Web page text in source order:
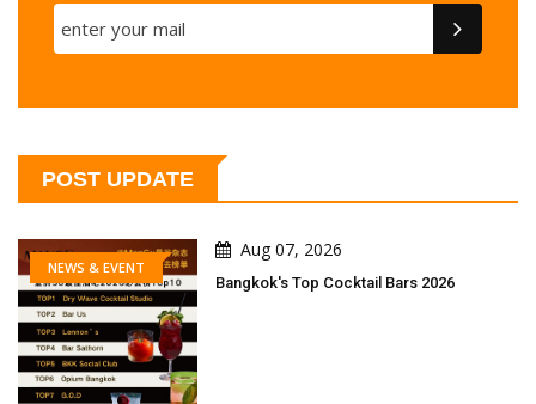
POST UPDATE
NEWS & EVENT
Aug 07, 2026
Bangkok's Top Cocktail Bars 2026